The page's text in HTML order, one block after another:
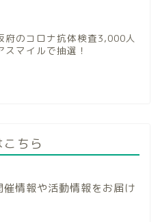
府のコロナ抗体検査3,000人
スマイルで抽選！
ちら
情報や活動情報をお届け